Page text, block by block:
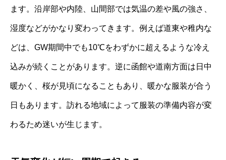
ます。沿岸部や内陸、山間部では気温の差や風の強さ、
湿度などがかなり変わってきます。例えば道東や稚内な
どは、GW期間中でも10℃をわずかに超えるような冷え
込みが続くことがあります。逆に函館や道南方面は日中
暖かく、桜が見頃になることもあり、暖かな服装が合う
日もあります。訪れる地域によって服装の準備内容が変
わるため迷いが生じます。